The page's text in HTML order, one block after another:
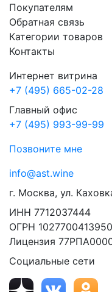
Покупателям
Обратная связь
Категории товаров
Контакты
Интернет витрина
+7 (495) 665-02-28
Главный офис
+7 (495) 993-99-99
Позвоните мне
info@ast.wine
г. Москва, ул.
ИНН 7712037444
ОГРН 1027700413950
Лицензия
Социальные сети